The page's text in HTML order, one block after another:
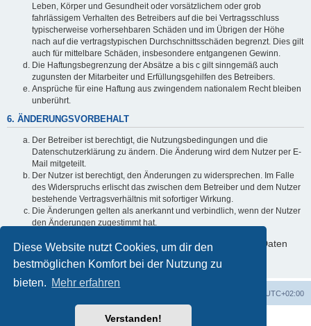
Diese Website nutzt Cookies, um dir den
bestmöglichen Komfort bei der Nutzung zu
bieten. Mehr erfahren
Verstanden!
Leben, Körper und Gesundheit oder vorsätzlichem oder grob
fahrlässigem Verhalten des Betreibers auf die bei Vertragsschluss
typischerweise vorhersehbaren Schäden und im Übrigen der Höhe
nach auf die vertragstypischen Durchschnittsschäden begrenzt. Dies gilt
auch für mittelbare Schäden, insbesondere entgangenen Gewinn.
Die Haftungsbegrenzung der Absätze a bis c gilt sinngemäß auch
zugunsten der Mitarbeiter und Erfüllungsgehilfen des Betreibers.
Ansprüche für eine Haftung aus zwingendem nationalem Recht bleiben
unberührt.
6. ÄNDERUNGSVORBEHALT
Der Betreiber ist berechtigt, die Nutzungsbedingungen und die
Datenschutzerklärung zu ändern. Die Änderung wird dem Nutzer per E-
Mail mitgeteilt.
Der Nutzer ist berechtigt, den Änderungen zu widersprechen. Im Falle
des Widerspruchs erlischt das zwischen dem Betreiber und dem Nutzer
bestehende Vertragsverhältnis mit sofortiger Wirkung.
Die Änderungen gelten als anerkannt und verbindlich, wenn der Nutzer
den Änderungen zugestimmt hat.
Informationen über den Umgang mit deinen persönlichen Daten
sind in der Datenschutzerklärung enthalten.
UTC+02:00
Powered byphpBB® Forum Software © phpBB Limited